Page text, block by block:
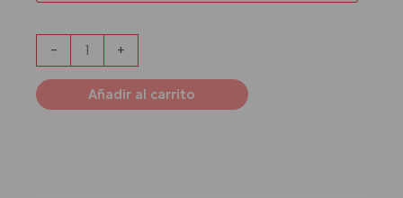
- +
Añadir al carrito